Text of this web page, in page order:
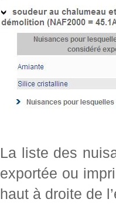
La liste des
exportée ou
haut à droite de